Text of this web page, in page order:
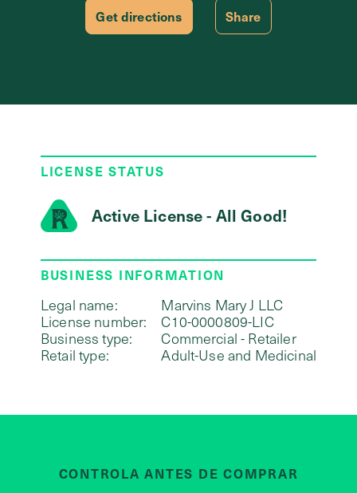
Get directions Share
LICENSE STATUS
Active License - All Good!
BUSINESS INFORMATION
Legal name:
Marvins Mary J LLC
License number:
C10-0000809-LIC
Business type:
Commercial - Retailer
Retail type:
Adult-Use and Medicinal
CONTROLA ANTES DE COMPRAR